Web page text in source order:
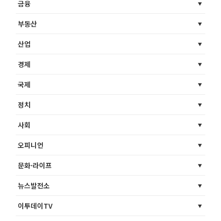
금융
부동산
산업
경제
국제
정치
사회
오피니언
문화·라이프
뉴스발전소
이투데이TV